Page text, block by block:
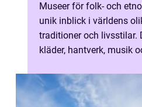
Museer för folk- och
unik inblick i världens
traditioner och livsstilar.
kläder, hantverk, musik